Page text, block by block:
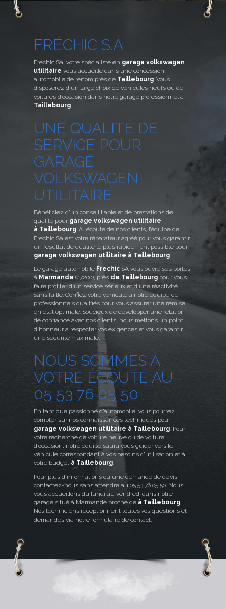
FRÉCHIC S.A
Frechic Sa, votre spécialiste en garage volkswagen
utilitaire vous accueille dans une concession
automobile de renom près de Taillebourg . Vous
disposerez d’un large choix de véhicules neufs ou de
voitures d’occasion dans notre garage professionnel à
Taillebourg
UNE QUALITÉ DE
SERVICE POUR
GARAGE
VOLKSWAGEN
UTILITAIRE
Bénéficiez d’un conseil fiable et de prestations de
qualité pour garage volkswagen utilitaire
à Taillebourg . A l’écoute de nos clients, l’équipe de
Frechic Sa est votre réparateur agréé pour vous garantir
un résultat de qualité le plus rapidement possible pour
garage volkswagen utilitaire à Taillebourg
Le garage automobile Frechic SA vous ouvre ses portes
à Marmande (47200), près de Taillebourg pour vous
faire profiter d’un service sérieux et d’une réactivité
sans faille. Confiez votre véhicule à notre équipe de
professionnels qualifiés pour vous assurer une remise
en état optimale. Soucieux de développer une relation
de confiance avec nos clients, nous mettons un point
d’honneur à respecter vos exigences et vous garantir
une sécurité maximale.
NOUS SOMMES À
VOTRE ÉCOUTE AU
05 53 76 05 50
En tant que passionné d’automobile, vous pourrez
compter sur nos connaissances techniques pour
garage volkswagen utilitaire à Taillebourg . Pour
votre recherche de voiture neuve ou de voiture
d’occasion, notre équipe saura vous guider vers le
véhicule correspondant à vos besoins d’utilisation et à
votre budget à Taillebourg
Pour plus d’informations ou une demande de devis,
contactez-nous sans attendre au 05 53 76 05 50. Nous
vous accueillons du lundi au vendredi dans notre
garage situé à Marmande proche de à Taillebourg
Nos techniciens réceptionnent toutes vos questions et
demandes via notre formulaire de contact.